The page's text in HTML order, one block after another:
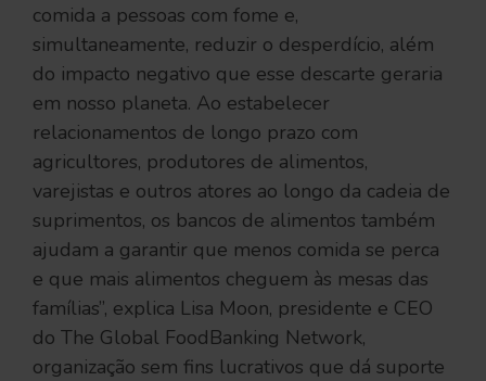
comida a pessoas com fome e,
simultaneamente, reduzir o desperdício, além
do impacto negativo que esse descarte geraria
em nosso planeta. Ao estabelecer
relacionamentos de longo prazo com
agricultores, produtores de alimentos,
varejistas e outros atores ao longo da cadeia de
suprimentos, os bancos de alimentos também
ajudam a garantir que menos comida se perca
e que mais alimentos cheguem às mesas das
famílias”, explica Lisa Moon, presidente e CEO
do The Global FoodBanking Network,
organização sem fins lucrativos que dá suporte